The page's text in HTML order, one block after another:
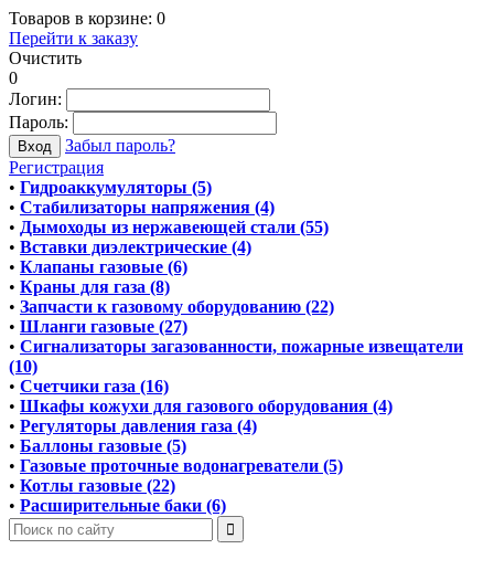
Товаров в корзине: 0
Перейти к заказу
Очистить
0
Логин:
Пароль:
Забыл пароль?
Регистрация
• Гидроаккумуляторы (5)
• Стабилизаторы напряжения (4)
• Дымоходы из нержавеющей стали (55)
• Вставки диэлектрические (4)
• Клапаны газовые (6)
• Краны для газа (8)
• Запчасти к газовому оборудованию (22)
• Шланги газовые (27)
• Сигнализаторы загазованности, пожарные извещатели
(10)
• Счетчики газа (16)
• Шкафы кожухи для газового оборудования (4)
• Регуляторы давления газа (4)
• Баллоны газовые (5)
• Газовые проточные водонагреватели (5)
• Котлы газовые (22)
• Расширительные баки (6)